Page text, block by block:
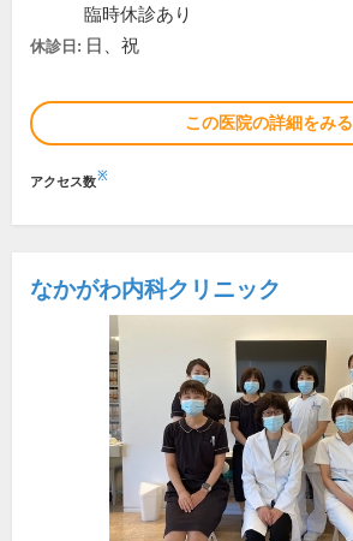
臨時休診あり
休診日: 日、祝
この医院の詳細をみる
アクセス数※
なかがわ内科クリニック